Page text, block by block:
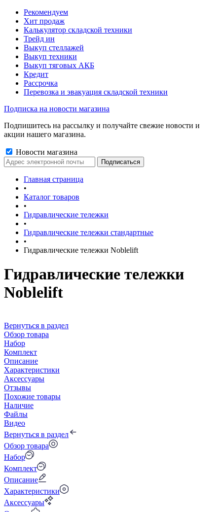
Рекомендуем
Хит продаж
Калькулятор складской техники
Трейд ин
Выкуп стеллажей
Выкуп техники
Выкуп тяговых АКБ
Кредит
Рассрочка
Перевозка и эвакуация складской техники
Подписка на новости магазина
Подпишитесь на рассылку и получайте свежие новости и
акции нашего магазина.
Новости магазина
Главная страница
•
Каталог товаров
•
Гидравлические тележки
•
Гидравлические тележки стандартные
•
Гидравлические тележки Noblelift
Гидравлические тележки
Noblelift
Вернуться в раздел
Обзор товара
Набор
Комплект
Описание
Характеристики
Аксессуары
Отзывы
Похожие товары
Наличие
Файлы
Видео
Вернуться в раздел
Обзор товара
Набор
Комплект
Описание
Характеристики
Аксессуары